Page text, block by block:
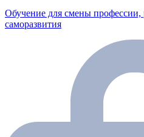
Обучение для смены профессии,
саморазвития